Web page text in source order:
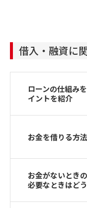
借入・融資に
ローンの仕組み
イントを紹介
お金を借りる方
お金がないとき
必要なときはど